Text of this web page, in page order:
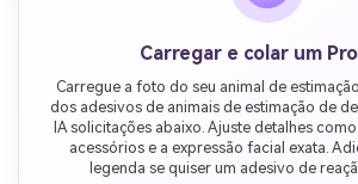
Carregar e colar um
Carregue a foto do seu animal de
dos adesivos de animais de estimação de
IA solicitações abaixo. Ajuste detalhes
acessórios e a expressão facial exata.
legenda se quiser um adesivo de